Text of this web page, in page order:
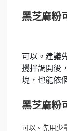
黑芝麻粉
可以。建議
攪拌調開後
塊，也能依
黑芝麻粉
可以。先用少